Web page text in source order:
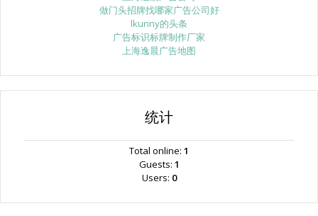
做门头招牌找哪家广告公司好
lkunny的头条
广告标识标牌制作厂家
上海逸晨广告地图
统计
Total online: 1
Guests: 1
Users: 0